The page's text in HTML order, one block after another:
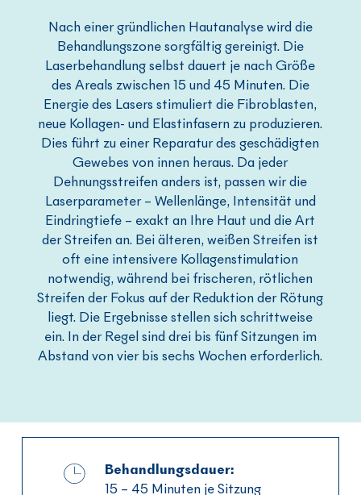
Nach einer gründlichen Hautanalyse wird die
Behandlungszone sorgfältig gereinigt. Die
Laserbehandlung selbst dauert je nach Größe
des Areals zwischen 15 und 45 Minuten. Die
Energie des Lasers stimuliert die Fibroblasten,
neue Kollagen- und Elastinfasern zu produzieren.
Dies führt zu einer Reparatur des geschädigten
Gewebes von innen heraus. Da jeder
Dehnungsstreifen anders ist, passen wir die
Laserparameter – Wellenlänge, Intensität und
Eindringtiefe – exakt an Ihre Haut und die Art
der Streifen an. Bei älteren, weißen Streifen ist
oft eine intensivere Kollagenstimulation
notwendig, während bei frischeren, rötlichen
Streifen der Fokus auf der Reduktion der Rötung
liegt. Die Ergebnisse stellen sich schrittweise
ein. In der Regel sind drei bis fünf Sitzungen im
Abstand von vier bis sechs Wochen erforderlich.
Behandlungsdauer:
15 – 45 Minuten je Sitzung